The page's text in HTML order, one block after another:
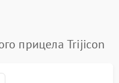
прицела Trijicon